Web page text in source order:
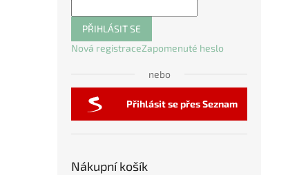
PŘIHLÁSIT SE
Nová registraceZapomenuté heslo
nebo
Přihlásit se přes Seznam
Nákupní košík